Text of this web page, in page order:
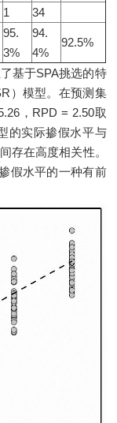
1
34
95.
3%
94.
4%
92.5%
基于SPA挑选的特
）模型。在预测集
，RPD = 2.50取
的实际掺假水平与
存在高度相关性。
假水平的一种有前